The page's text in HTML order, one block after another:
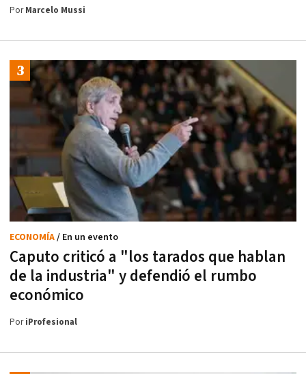
PorMarcelo Mussi
Caputo criticó a "los tarados que hablan
de la industria" y defendió el rumbo
económico
ECONOMÍA/ En un evento
PoriProfesional